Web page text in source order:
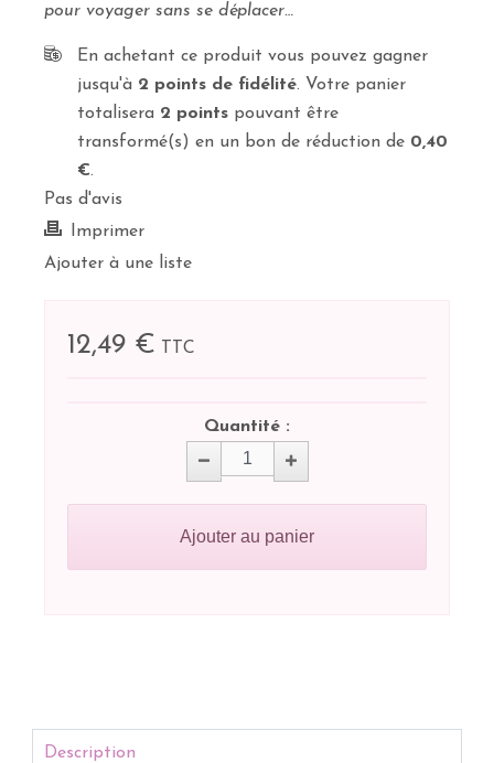
pour voyager sans se déplacer…
En achetant ce produit vous pouvez gagner
jusqu'à 2 points de fidélité. Votre panier
totalisera 2 points pouvant être
transformé(s) en un bon de réduction de 0,40
€.
Pas d'avis
Imprimer
Ajouter à une liste
12,49 € TTC
Quantité :
Ajouter au panier
Description